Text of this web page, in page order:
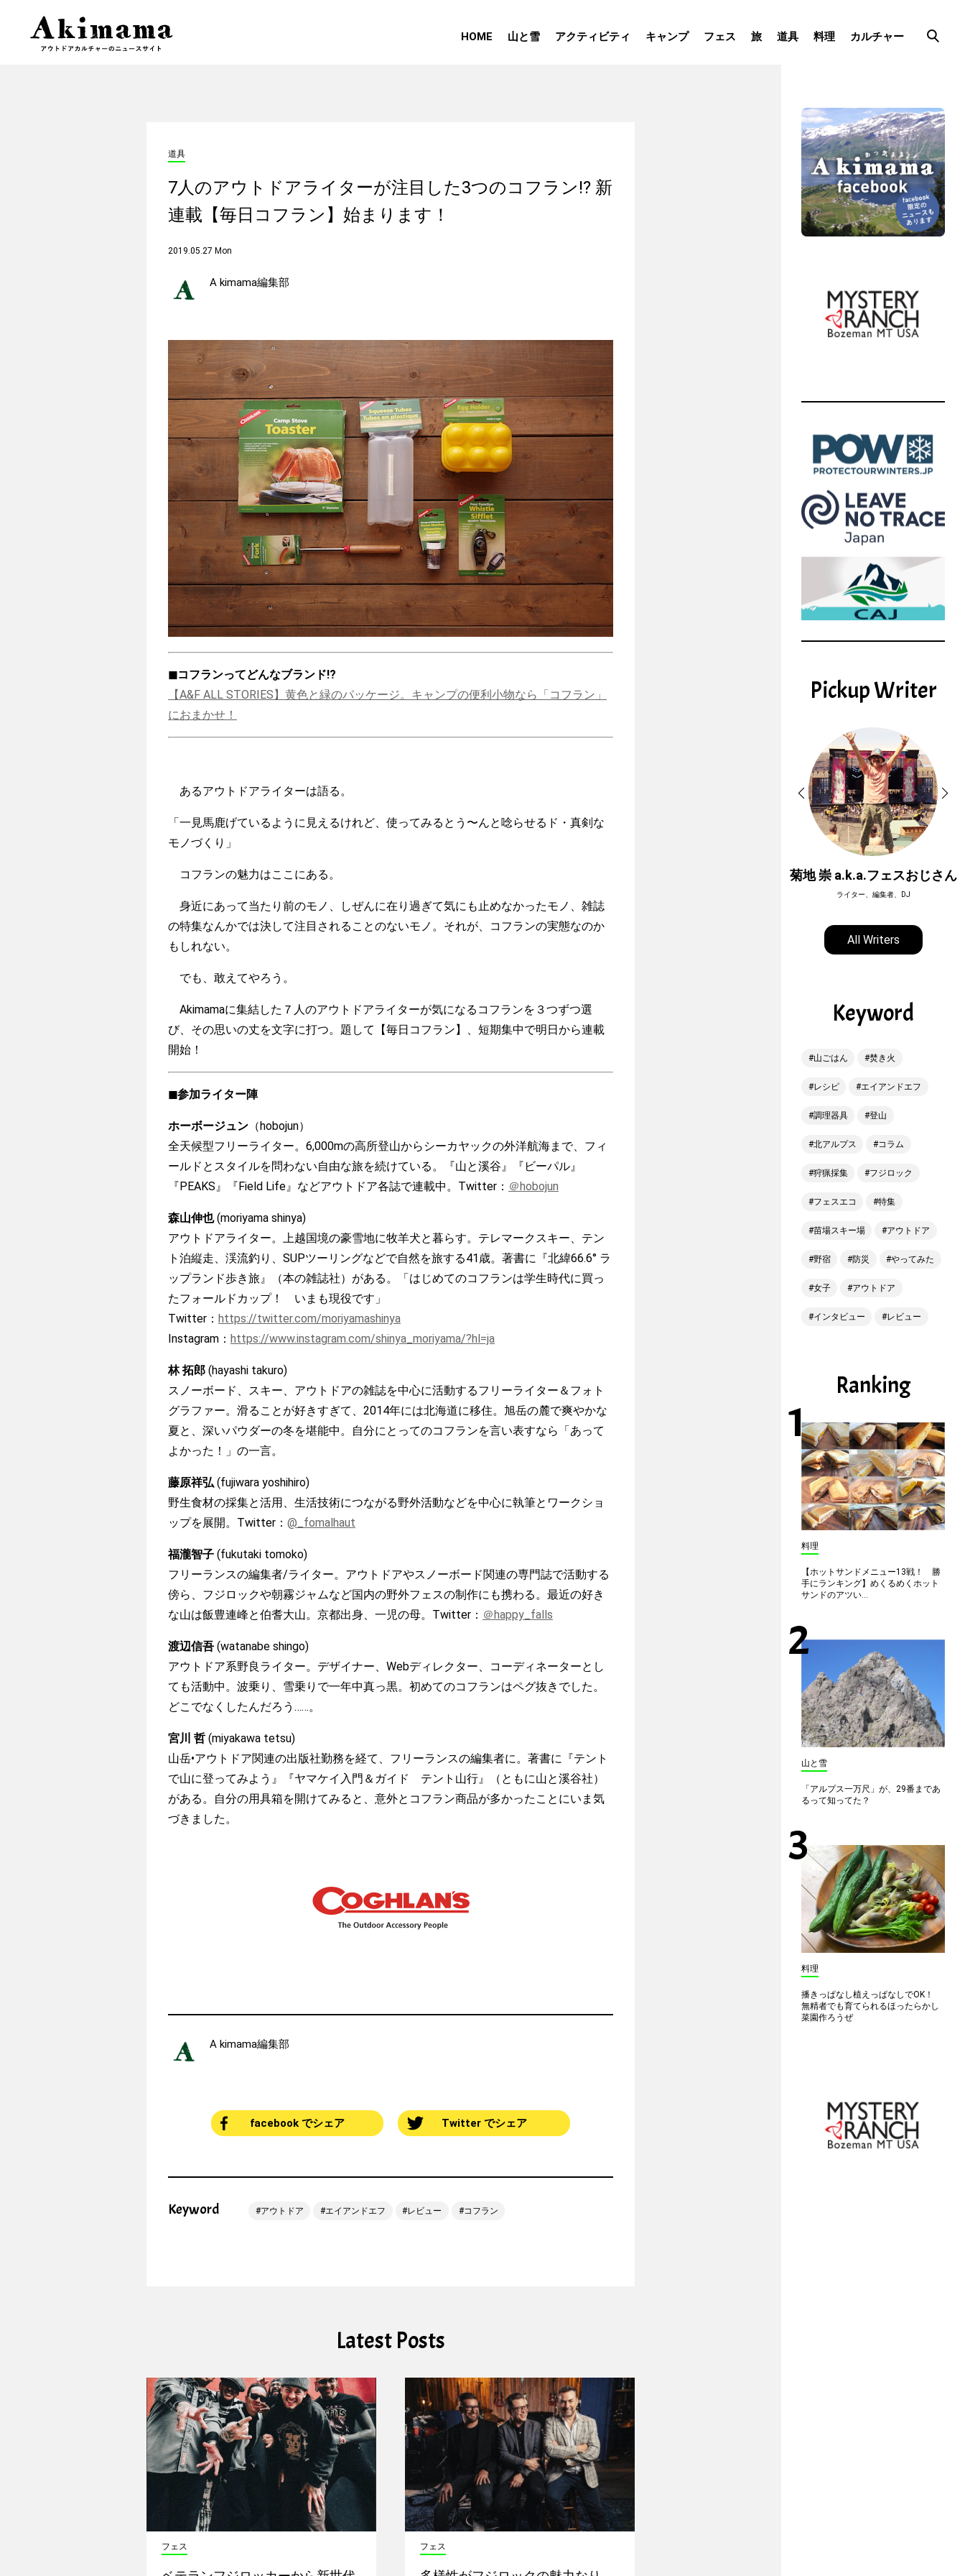
HOME 山と雪 アクティビティ キャンプ フェス 旅 道具 料理 カルチャー
道具
7人のアウトドアライターが注目した3つのコフラン!? 新
連載【毎日コフラン】始まります！
2019.05.27 Mon
A kimama編集部
◼︎コフランってどんなブランド!?
【A&F ALL STORIES】黄色と緑のパッケージ。キャンプの便利小物なら「コフラン」
におまかせ！
あるアウトドアライターは語る。
「一見馬鹿げているように見えるけれど、使ってみるとう〜んと唸らせるド・真剣な
モノづくり」
コフランの魅力はここにある。
身近にあって当たり前のモノ、しぜんに在り過ぎて気にも止めなかったモノ、雑誌
の特集なんかでは決して注目されることのないモノ。それが、コフランの実態なのか
もしれない。
でも、敢えてやろう。
Akimamaに集結した７人のアウトドアライターが気になるコフランを３つずつ選
び、その思いの丈を文字に打つ。題して【毎日コフラン】、短期集中で明日から連載
開始！
◼︎参加ライター陣
ホーボージュン （hobojun）
全天候型フリーライター。6,000mの高所登山からシーカヤックの外洋航海まで、フィ
ールドとスタイルを問わない自由な旅を続けている。『山と溪谷』『ビーパル』
『PEAKS』『Field Life』などアウトドア各誌で連載中。Twitter： ＠hobojun
森山伸也(moriyama shinya)
アウトドアライター。上越国境の豪雪地に牧羊犬と暮らす。テレマークスキー、テン
ト泊縦走、渓流釣り、SUPツーリングなどで自然を旅する41歳。著書に『北緯66.6° ラ
ップランド歩き旅』（本の雑誌社）がある。「はじめてのコフランは学生時代に買っ
たフォールドカップ！ いまも現役です」
Twitter： https://twitter.com/moriyamashinya
Instagram： https://www.instagram.com/shinya_moriyama/?hl=ja
林 拓郎 (hayashi takuro)
スノーボード、スキー、アウトドアの雑誌を中心に活動するフリーライター＆フォト
グラファー。滑ることが好きすぎて、2014年には北海道に移住。旭岳の麓で爽やかな
夏と、深いパウダーの冬を堪能中。自分にとってのコフランを言い表すなら「あって
よかった！」の一言。
藤原祥弘 (fujiwara yoshihiro)
野生食材の採集と活用、生活技術につながる野外活動などを中心に執筆とワークショ
ップを展開。Twitter： @_fomalhaut
福瀧智子 (fukutaki tomoko)
フリーランスの編集者/ライター。アウトドアやスノーボード関連の専門誌で活動する
傍ら、フジロックや朝霧ジャムなど国内の野外フェスの制作にも携わる。最近の好き
な山は飯豊連峰と伯耆大山。京都出身、一児の母。Twitter： ＠happy_falls
渡辺信吾 (watanabe shingo)
アウトドア系野良ライター。デザイナー、Webディレクター、コーディネーターとし
ても活動中。波乗り、雪乗りで一年中真っ黒。初めてのコフランはペグ抜きでした。
どこでなくしたんだろう……。
宮川 哲 (miyakawa tetsu)
山岳•アウトドア関連の出版社勤務を経て、フリーランスの編集者に。著書に『テント
で山に登ってみよう』『ヤマケイ入門＆ガイド テント山行』（ともに山と溪谷社）
がある。自分の用具箱を開けてみると、意外とコフラン商品が多かったことにいま気
づきました。
A kimama編集部
facebook でシェア Twitter でシェア
Keyword アウトドア エイアンドエフ レビュー コフラン
Latest Posts
フェス フェス
Pickup Writer
菊地 崇 a.k.a.フェスおじさん
ライター、編集者、DJ
All Writers
Keyword
山ごはん 焚き火
レシピ エイアンドエフ
調理器具 登山
北アルプス コラム
狩猟採集 フジロック
フェスエコ 特集
苗場スキー場 アウトドア
野宿 防災 やってみた
女子 アウトドア
インタビュー レビュー
Ranking
料理
【ホットサンドメニュー13戦！ 勝
手にランキング】めくるめくホット
サンドのアツい...
山と雪
「アルプス一万尺」が、29番まであ
るって知ってた？
料理
播きっぱなし植えっぱなしでOK！
無精者でも育てられるほったらかし
菜園作ろうぜ